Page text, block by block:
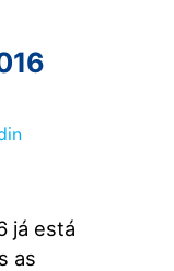
já está
as